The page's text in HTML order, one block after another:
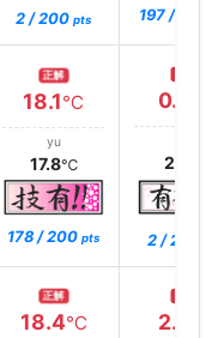
2 / 200 pts 197 / 200
正解
18.1℃
yu
17.8℃
178 / 200 pts
0.9
2.8
2 / 200
正解
18.4℃ 2.3